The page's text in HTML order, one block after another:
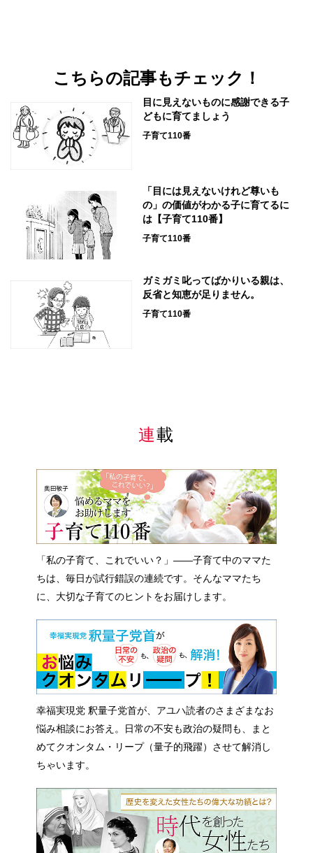
こちらの記事もチェック！
目に見えないものに感謝できる子
どもに育てましょう
子育て110番
「目には見えないけれど尊いも
の」の価値がわかる子に育てるに
は【子育て110番】
子育て110番
ガミガミ叱ってばかりいる親は、
反省と知恵が足りません。
子育て110番
連載
「私の子育て、これでいい？」――子育て中のママた
ちは、毎日が試行錯誤の連続です。そんなママたち
に、大切な子育てのヒントをお届けします。
幸福実現党 釈量子党首が、アユハ読者のさまざまなお
悩み相談にお答え。日常の不安も政治の疑問も、まと
めてクオンタム・リープ（量子的飛躍）させて解消し
ちゃいます。